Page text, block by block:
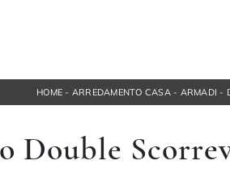
Letti
HOME - ARREDAMENTO CASA- ARMADI -
Double